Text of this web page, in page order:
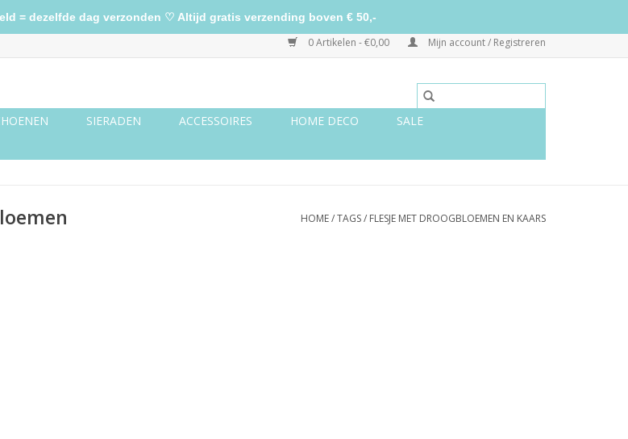
0 Artikelen - €0,00 Mijn account / Registreren
SIERADEN ACCESSOIRES HOME DECO
SALE
HOME/TAGS/ FLESJE MET DROOGBLOEMEN EN KAARS
= dezelfde dag verzonden ♡ Altijd gratis verzending boven € 50,-